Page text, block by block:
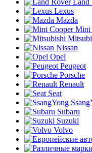
Land
Lexus
Mazda
Mini
Nissan
Opel
Peugeot
Porsche
Renault
Seat
Subaru
Suzuki
Volvo